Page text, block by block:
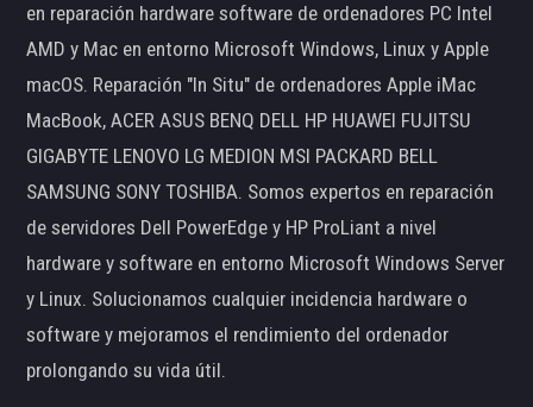
en reparación hardware software de ordenadores PC Intel
AMD y Mac en entorno Microsoft Windows, Linux y Apple
macOS. Reparación "In Situ" de ordenadores Apple iMac
MacBook, ACER ASUS BENQ DELL HP HUAWEI FUJITSU
GIGABYTE LENOVO LG MEDION MSI PACKARD BELL
SAMSUNG SONY TOSHIBA. Somos expertos en reparación
de servidores Dell PowerEdge y HP ProLiant a nivel
hardware y software en entorno Microsoft Windows Server
y Linux. Solucionamos cualquier incidencia hardware o
software y mejoramos el rendimiento del ordenador
prolongando su vida útil.